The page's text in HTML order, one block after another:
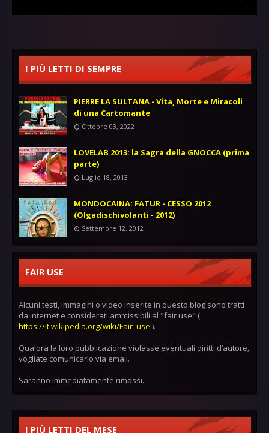
I PIÙ LETTI DI SEMPRE
PIERRE LA SULTANA - Vita, Morte e Miracoli
di una Cartomante
Ottobre 03, 2022
LOVELAB 2013: la Sagra della GNOCCA (prima
parte)
Luglio 18, 2013
MONDOCAINA: FATUR - CESSO 2012
(Olgadischivolanti - 2012)
Settembre 12, 2012
FAIR USE
Alcuni testi, immagini o video inserite in questo blog sono tratti
da internet e considerati ammissibili al "fair use" (
https://it.wikipedia.org/wiki/Fair_use ).
Qualora la loro pubblicazione violasse eventuali diritti d’autore,
vogliate comunicarlo via email.
Saranno immediatamente rimossi.
I PIÙ LETTI DEL MESE